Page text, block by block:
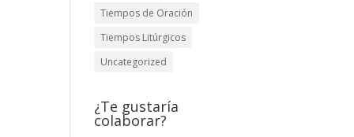
Tiempos de Oración
Tiempos Litúrgicos
Uncategorized
¿Te gustaría
colaborar?